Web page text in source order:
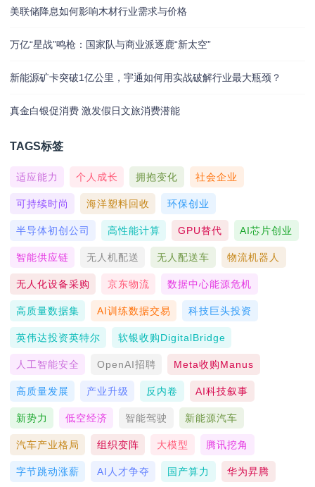
美联储降息如何影响木材行业需求与价格
万亿“星战”鸣枪：国家队与商业派逐鹿“新太空”
新能源矿卡突破1亿公里，宇通如何用实战破解行业最大瓶颈？
真金白银促消费 激发假日文旅消费潜能
TAGS标签
适应能力 个人成长 拥抱变化 社会企业
可持续时尚 海洋塑料回收 环保创业
半导体初创公司 高性能计算 GPU替代 AI芯片创业
智能供应链 无人机配送 无人配送车 物流机器人
无人化设备采购 京东物流 数据中心能源危机
高质量数据集 AI训练数据交易 科技巨头投资
英伟达投资英特尔 软银收购DigitalBridge
人工智能安全 OpenAI招聘 Meta收购Manus
高质量发展 产业升级 反内卷 AI科技叙事
新势力 低空经济 智能驾驶 新能源汽车
汽车产业格局 组织变阵 大模型 腾讯挖角
字节跳动涨薪 AI人才争夺 国产算力 华为昇腾